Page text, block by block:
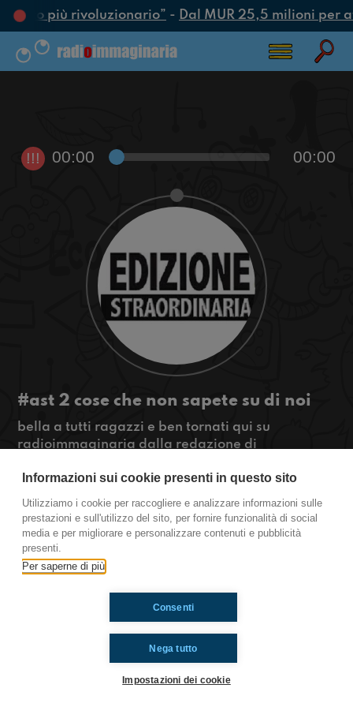
l’atto più rivoluzionario”- Dal MUR 25,5 milioni per
!!! 00:00 00:00
#ast 2 cose che non sapete su di noi
bella a tutti ragazzi e ben tornati qui su
radioimmaginaria dalla redazione di
fortissimi argomenti??
#OkkinSu www.radioimmaginaria.it
Acquasanta Terme
Informazioni sui cookie presenti in questo sito
Utilizziamo i cookie per raccogliere e analizzare informazioni sulle
prestazioni e sull'utilizzo del sito, per fornire funzionalità di social
media e per migliorare e personalizzare contenuti e pubblicità
presenti.
Per saperne di più
Nega tutto
Consenti
Impostazioni dei cookie